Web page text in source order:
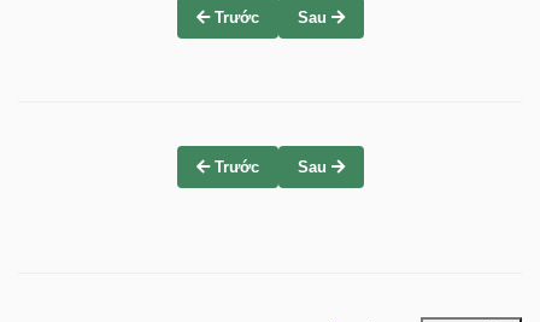
Trước Sau
Trước Sau